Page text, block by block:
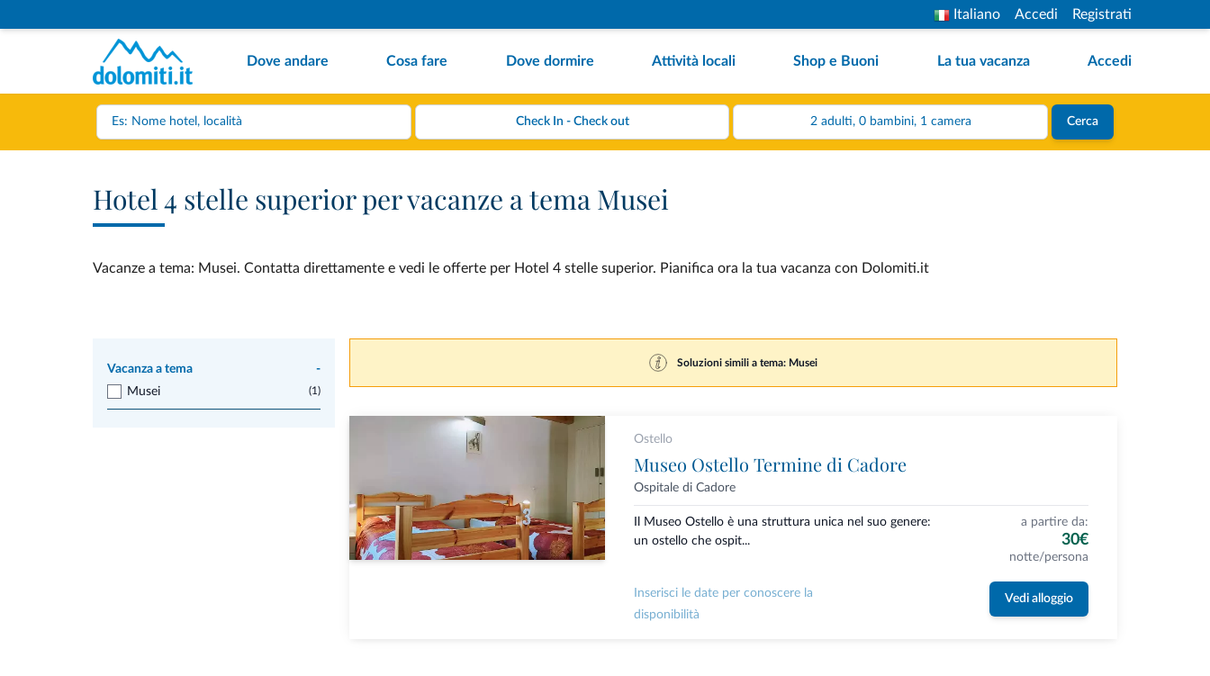
Italiano Accedi Registrati
Dove andare Cosa fare Dove dormire Attività locali Shop e Buoni La tua vacanza Accedi
2 adulti, 0 bambini, 1 camera Cerca
Hotel 4 stelle superior per vacanze a tema Musei
Vacanze a tema: Musei. Contatta direttamente e vedi le offerte per Hotel 4 stelle superior. Pianifica ora la tua vacanza con Dolomiti.it
Vacanza a tema
-
Musei
(1)
Soluzioni simili a tema: Musei
Ostello
Museo Ostello Termine di Cadore
Ospitale di Cadore
Il Museo Ostello è una struttura unica nel suo genere:
un ostello che ospit...
a partire da:
30€
notte/persona
Inserisci le date per conoscere la
disponibilità
Vedi alloggio